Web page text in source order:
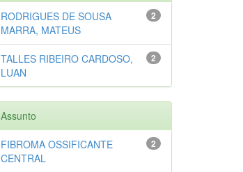
2
RODRIGUES DE SOUSA
MARRA, MATEUS
2
TALLES RIBEIRO CARDOSO,
LUAN
Assunto
2
FIBROMA OSSIFICANTE
CENTRAL